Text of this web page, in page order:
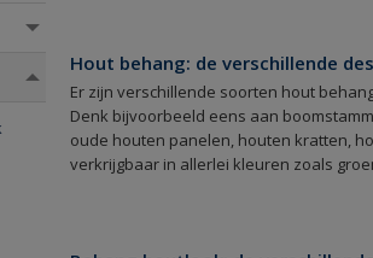
Hout behang: de verschillende
Er zijn verschillende soorten hout
Denk bijvoorbeeld eens aan
oude houten panelen, houten kratten,
verkrijgbaar in allerlei kleuren zoals